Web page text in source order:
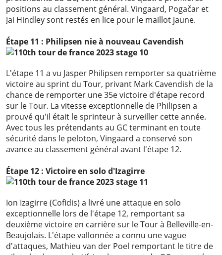
positions au classement général. Vingaard, Pogačar et
Jai Hindley sont restés en lice pour le maillot jaune.
Étape 11 : Philipsen nie à nouveau Cavendish
L'étape 11 a vu Jasper Philipsen remporter sa quatrième
victoire au sprint du Tour, privant Mark Cavendish de la
chance de remporter une 35e victoire d'étape record
sur le Tour. La vitesse exceptionnelle de Philipsen a
prouvé qu'il était le sprinteur à surveiller cette année.
Avec tous les prétendants au GC terminant en toute
sécurité dans le peloton, Vingaard a conservé son
avance au classement général avant l'étape 12.
Étape 12 : Victoire en solo d'Izagirre
Ion Izagirre (Cofidis) a livré une attaque en solo
exceptionnelle lors de l'étape 12, remportant sa
deuxième victoire en carrière sur le Tour à Belleville-en-
Beaujolais. L'étape vallonnée a connu une vague
d'attaques, Mathieu van der Poel remportant le titre de